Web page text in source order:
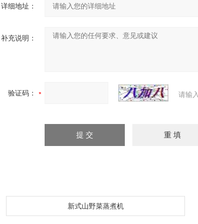
详细地址：
补充说明：
验证码： 请输
新式山野菜蒸煮机